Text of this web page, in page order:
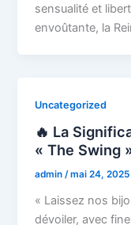
sensualité et
envoûtante, la
Uncategorized
🔥 La
« The Swing
admin/mai 24, 2025
« Laissez nos
dévoiler, avec